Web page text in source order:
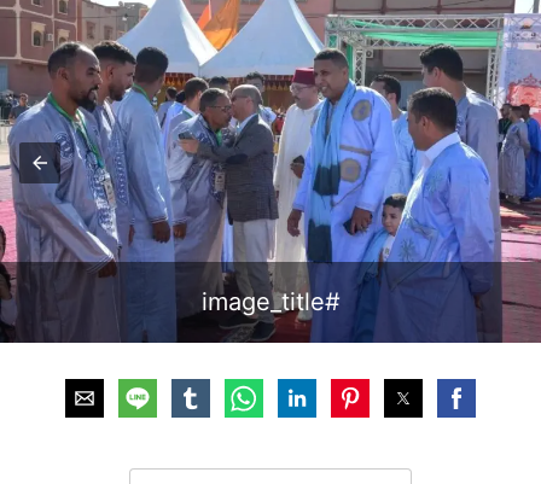
#image_title